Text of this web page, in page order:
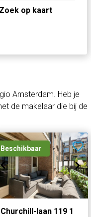
Zoek op kaart
Amsterdam. Heb je
de makelaar die bij de
Beschikbaar
Churchill-laan 119 1